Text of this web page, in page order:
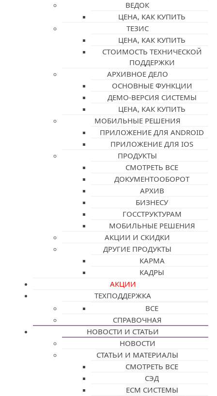
ВЕДОК
ЦЕНА, КАК КУПИТЬ
ТЕЗИС
ЦЕНА, КАК КУПИТЬ
СТОИМОСТЬ ТЕХНИЧЕСКОЙ
ПОДДЕРЖКИ
АРХИВНОЕ ДЕЛО
ОСНОВНЫЕ ФУНКЦИИ
ДЕМО-ВЕРСИЯ СИСТЕМЫ
ЦЕНА, КАК КУПИТЬ
МОБИЛЬНЫЕ РЕШЕНИЯ
ПРИЛОЖЕНИЕ ДЛЯ ANDROID
ПРИЛОЖЕНИЕ ДЛЯ IOS
ПРОДУКТЫ
СМОТРЕТЬ ВСЕ
ДОКУМЕНТООБОРОТ
АРХИВ
БИЗНЕСУ
ГОССТРУКТУРАМ
МОБИЛЬНЫЕ РЕШЕНИЯ
АКЦИИ И СКИДКИ
ДРУГИЕ ПРОДУКТЫ
КАРМА
КАДРЫ
АКЦИИ
ТЕХПОДДЕРЖКА
ВСЕ
СПРАВОЧНАЯ
НОВОСТИ И СТАТЬИ
НОВОСТИ
СТАТЬИ И МАТЕРИАЛЫ
СМОТРЕТЬ ВСЕ
СЭД
ECM СИСТЕМЫ